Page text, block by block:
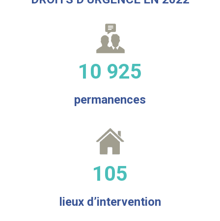
10 925
permanences
105
lieux d’intervention